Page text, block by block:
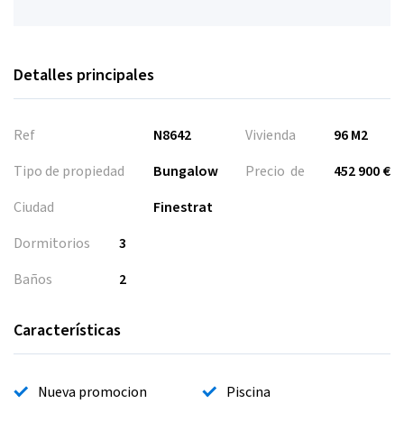
Detalles principales
Ref
N8642
Tipo de propiedad
Bungalow
Ciudad
Finestrat
Vivienda
96 M2
Precio de
452 900 €
Dormitorios
3
Baños
2
Características
Nueva promocion Piscina